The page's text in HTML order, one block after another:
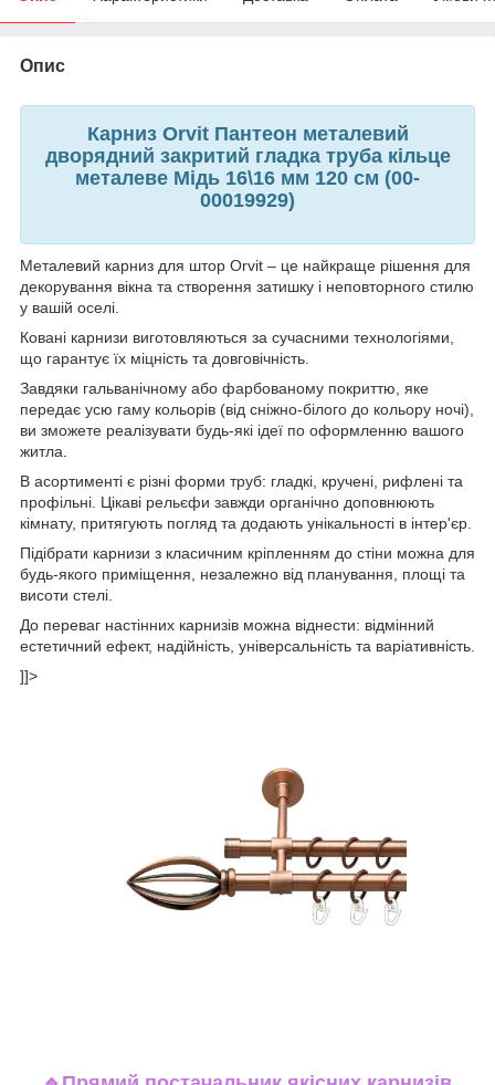
Опис
Карниз Orvit Пантеон металевий
дворядний закритий гладка труба кільце
металеве Мідь 16\16 мм 120 см (00-
00019929)
Металевий карниз для штор Orvit – це найкраще рішення для
декорування вікна та створення затишку і неповторного стилю
у вашій оселі.
Ковані карнизи виготовляються за сучасними технологіями,
що гарантує їх міцність та довговічність.
Завдяки гальванічному або фарбованому покриттю, яке
передає усю гаму кольорів (від сніжно-білого до кольору ночі),
ви зможете реалізувати будь-які ідеї по оформленню вашого
житла.
В асортименті є різні форми труб: гладкі, кручені, рифлені та
профільні. Цікаві рельєфи завжди органічно доповнюють
кімнату, притягують погляд та додають унікальності в інтер'єр.
Підібрати карнизи з класичним кріпленням до стіни можна для
будь-якого приміщення, незалежно від планування, площі та
висоти стелі.
До переваг настінних карнизів можна віднести: відмінний
естетичний ефект, надійність, універсальність та варіативність.
]]>